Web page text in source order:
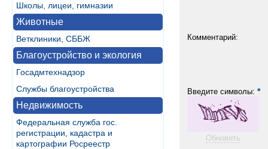
Школы, лицеи, гимназии
Животные
Ветклиники, СББЖ
Благоустройство и экология
Госадмтехнадзор
Службы благоустройства
Недвижимость
Федеральная служба гос.
регистрации, кадастра и
картографии Росреестр
Комментарий:
Введите символы: *
Обновить